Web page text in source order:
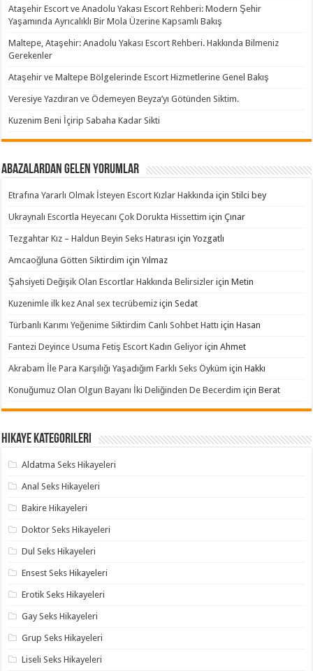
Ataşehir Escort ve Anadolu Yakası Escort Rehberi: Modern Şehir
Yaşamında Ayrıcalıklı Bir Mola Üzerine Kapsamlı Bakış
Maltepe, Ataşehir: Anadolu Yakası Escort Rehberi. Hakkında Bilmeniz
Gerekenler
Ataşehir ve Maltepe Bölgelerinde Escort Hizmetlerine Genel Bakış
Veresiye Yazdıran ve Ödemeyen Beyza’yı Götünden Siktim.
Kuzenim Beni İçirip Sabaha Kadar Sikti
Abazalardan Gelen Yorumlar
Etrafına Yararlı Olmak İsteyen Escort Kızlar Hakkında içinStilci bey
Ukraynalı Escortla Heyecanı Çok Dorukta Hissettim içinÇınar
Tezgahtar Kız – Haldun Beyin Seks Hatırası içinYozgatlı
Amcaoğluna Götten Siktirdim içinYılmaz
Şahsiyeti Değişik Olan Escortlar Hakkında Belirsizler içinMetin
Kuzenimle ilk kez Anal sex tecrübemiz içinSedat
Türbanlı Karımı Yeğenime Siktirdim Canlı Sohbet Hattı içinHasan
Fantezi Deyince Usuma Fetiş Escort Kadın Geliyor içinAhmet
Akrabam İle Para Karşılığı Yaşadığım Farklı Seks Öyküm içinHakkı
Konuğumuz Olan Olgun Bayanı İki Deliğinden De Becerdim içinBerat
Hikaye Kategorileri
Aldatma Seks Hikayeleri
Anal Seks Hikayeleri
Bakire Hikayeleri
Doktor Seks Hikayeleri
Dul Seks Hikayeleri
Ensest Seks Hikayeleri
Erotik Seks Hikayeleri
Gay Seks Hikayeleri
Grup Seks Hikayeleri
Liseli Seks Hikayeleri